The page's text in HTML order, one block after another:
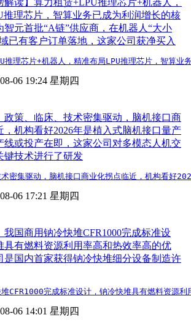
解读】算力租赁+LPU推理芯片+机器人，
推理芯片，智算业务已成为利润增长的核
智元首批“A链”供应商，在机器人“大小
已有客户订单落地，这家公司获净买入
推理芯片+机器人，精准布局LPU推理芯片，智算
08-06 19:24 星期四
政策、临床、技术密集驱动，脑机接口商
，机构看好2026年是植入式脑机接口量产
线或投产在即，这家公司对多模态人机交
键技术进行了研发
密集驱动，脑机接口商业化拐点临近，机构看好
08-06 17:21 星期四
我国商用钠冷快堆CFR1000完成标准设
具有燃料资源利用率高和热效率高的优
是国内首家获得钠冷快堆细分设备制造许
CFR1000完成标准设计，钠冷快堆具有燃料资源
08-06 14:01 星期四